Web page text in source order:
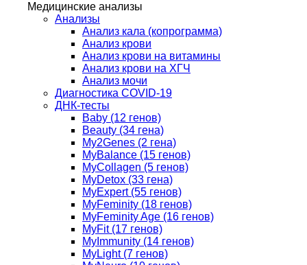
Медицинские анализы
Анализы
Анализ кала (копрограмма)
Анализ крови
Анализ крови на витамины
Анализ крови на ХГЧ
Анализ мочи
Диагностика COVID-19
ДНК-тесты
Baby (12 генов)
Beauty (34 гена)
My2Genes (2 гена)
MyBalance (15 генов)
MyCollagen (5 генов)
MyDetox (33 гена)
MyExpert (55 генов)
MyFeminity (18 генов)
MyFeminity Age (16 генов)
MyFit (17 генов)
MyImmunity (14 генов)
MyLight (7 генов)